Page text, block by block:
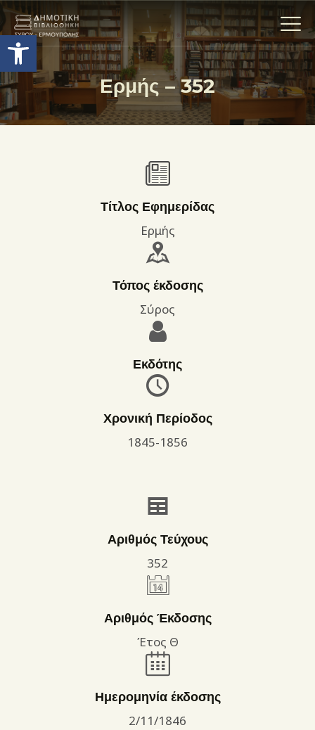
Ανοίξτε τη γραμμή εργαλείων
Ερμής – 352
Η ΒΙΒΛΙΟΘΗΚΗ
ΟΙ ΣΥΛΛΟΓΈΣ
ΔΡΑΣΤΗΡΙΟΤΗΤΕΣ
ΕΠΙΚΟΙΝΩΝΊΑ
ΌΡΟΙ ΧΡΉΣΗΣ
Τίτλος Εφημερίδας
Ερμής
Τόπος έκδοσης
Σύρος
Εκδότης
Χρονική Περίοδος
1845-1856
Αριθμός Τεύχους
352
Αριθμός Έκδοσης
Έτος Θ
Ημερομηνία έκδοσης
2/11/1846